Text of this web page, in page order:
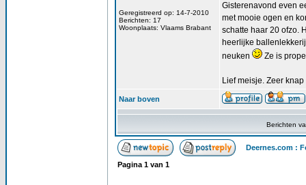
Geregistreerd op: 14-7-2010
Berichten: 17
Woonplaats: Vlaams Brabant
Gisterenavond even
met mooie ogen en
schatte haar 20 ofzo.
heerlijke
neuken
Ze is
Lief meisje. Zeer
Naar boven
Berichten
Deernes.com :
Pagina 1 van 1